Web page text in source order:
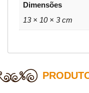
Dimensões
13 × 10 × 3 cm